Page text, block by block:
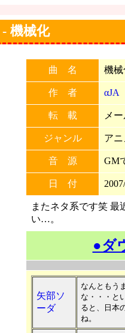
機械化
曲 名 機械
作 者 αJA
転 載 メ
ジャンル ア
音 源 GM
日 付
またネタ系です笑 最
い…。
●ダ
矢部ソ
ーダ
なんともう
な・・・と
ると、日本
ね。